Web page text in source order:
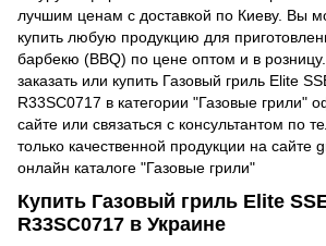
лучшим ценам с доставкой по Киеву. Вы
купить любую продукцию для
барбекю (BBQ) по цене оптом и в
заказать или купить Газовый гриль Elite
R33SC0717 в категории "Газовые грили"
сайте или связаться с консультантом по
только качественной продукции на сайте
онлайн каталоге "Газовые грили"
Купить Газовый гриль Elite
R33SC0717 в Украине